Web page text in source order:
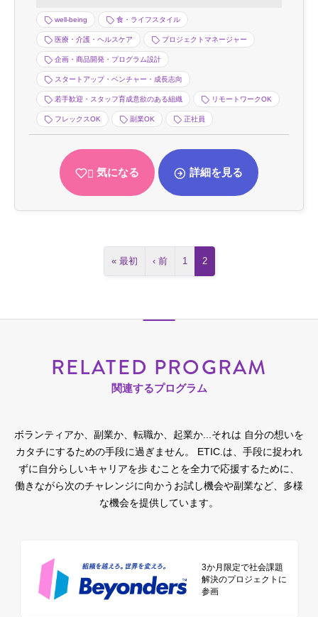
well-being 食・ライフスタイル
医療・介護・ヘルスケア プロジェクトマネージャー
企画・商品開発・プログラム設計
スタートアップ・ベンチャー・成長志向
若手歓迎・スタッフ育成意欲のある組織 リモートワークOK
フレックスOK 副業OK 正社員
気になる 詳細を見る
« 最初 ‹ 前 1 2
RELATED PROGRAM
関連するプログラム
ボランティアか、副業か、転職か、起業か...それは 自分の想いを
カタチにするための手段に過ぎません。
ETIC.は、手段に捉われ
ずに自分らしいキャリアを歩 むことを全力で応援するために、
働きながら次のチャレンジに向かうお試し機会や副業など、多様
な機会を提供しています。
3か月限定で社会課題
解決のプロジェクトに
参画